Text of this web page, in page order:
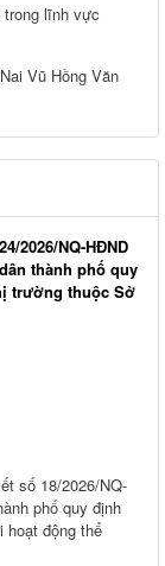
trong lĩnh vực
Vũ Hồng Văn
2026/NQ-HĐND
thành phố quy
trường thuộc Sở
số 18/2026/NQ-
phố quy định
hoạt động thể